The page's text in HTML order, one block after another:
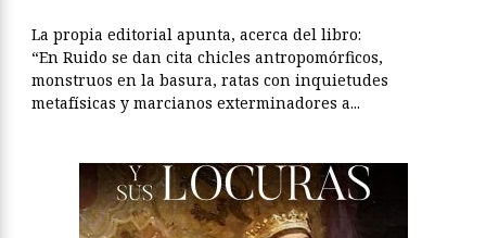
La propia editorial apunta, acerca del libro:
“En Ruido se dan cita chicles antropomórficos,
monstruos en la basura, ratas con inquietudes
metafísicas y marcianos exterminadores a...